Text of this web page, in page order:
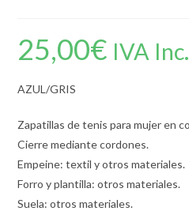
25,00€ IVA Inc.
AZUL/GRIS
Zapatillas de tenis para mujer en
Cierre mediante cordones.
Empeine: textil y otros materiales.
Forro y plantilla: otros materiales.
Suela: otros materiales.